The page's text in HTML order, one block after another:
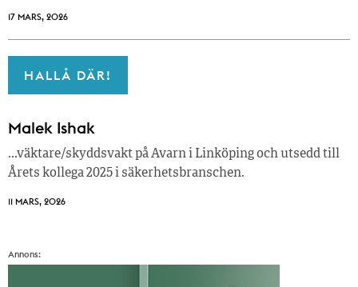
17 MARS, 2026
HALLÅ DÄR!
Malek Ishak
…väktare/skyddsvakt på Avarn i Linköping och utsedd till
Årets kollega 2025 i säkerhetsbranschen.
11 MARS, 2026
Annons: